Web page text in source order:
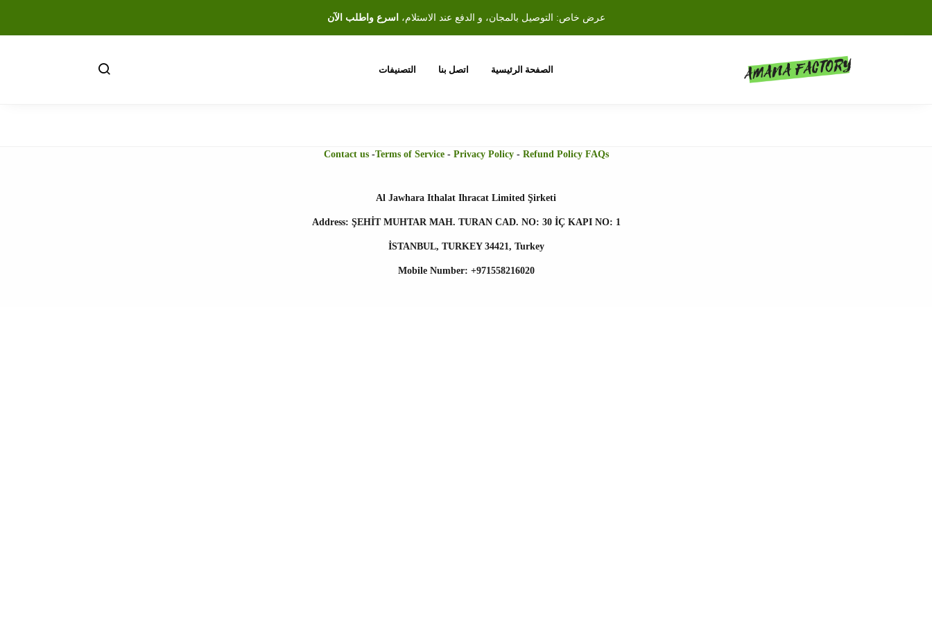
عرض خاص: التوصيل بالمجان، و الدفع عند الاستلام، اسرع واطلب الآن
الصفحة الرئيسية اتصل بنا التصنيفات
Contact us-Terms of Service- Privacy Policy - Refund Policy FAQs
Al Jawhara Ithalat Ihracat Limited Şirketi
Address: ŞEHİT MUHTAR MAH. TURAN CAD. NO: 30 İÇ KAPI NO: 1
İSTANBUL, TURKEY 34421, Turkey
Mobile Number: +971558216020